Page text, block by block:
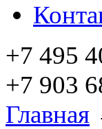
+7 495
+7 903
Главная